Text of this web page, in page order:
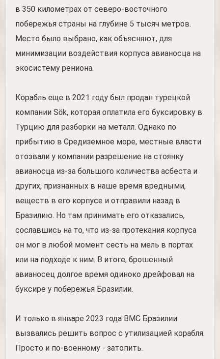
в 350 километрах от северо-восточного
побережья страны на глубине 5 тысяч метров.
Место было выбрано, как объясняют, для
минимизации воздействия корпуса авианосца на
экосистему рениона.
Корабль еще в 2021 году был продан турецкой
компании Sök, которая оплатила его буксировку в
Турцию для разборки на металл. Однако по
прибытию в Средиземное море, местные власти
отозвали у компании разрешение на стоянку
авианосца из-за большого количества асбеста и
других, признанных в наше время вредными,
веществ в его корпусе и отправили назад в
Бразилию. Но там принимать его отказались,
сославшись на то, что из-за протекания корпуса
он мог в любой момент сесть на мель в портах
или на подходе к ним. В итоге, брошенный
авианосец долгое время одиноко дрейфовал на
буксире у побережья Бразилии.
И только в январе 2023 года ВМС Бразилии
вызвались решить вопрос с утилизацией корабля.
Просто и по-военному - затопить.